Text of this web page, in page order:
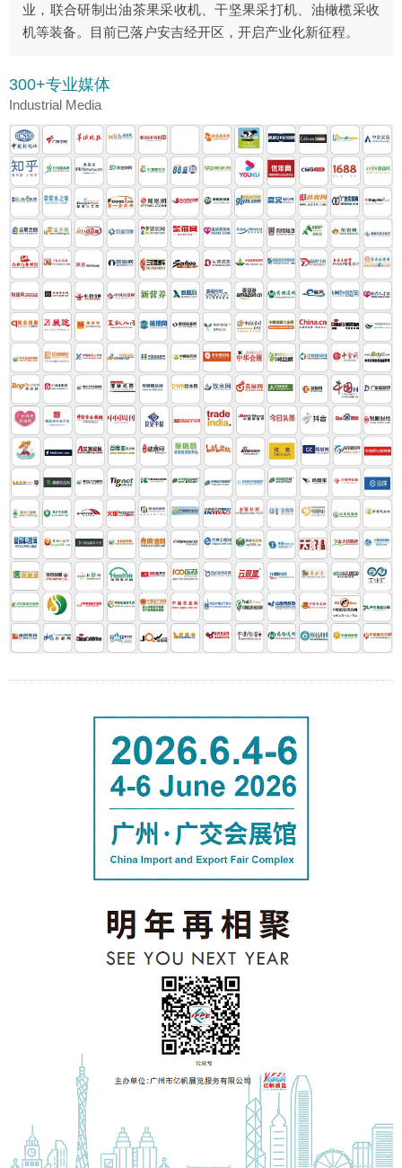
业，联合研制出油茶果采收机、干坚果采打机、油橄榄采收
机等装备。目前已落户安吉经开区，开启产业化新征程。
300+专业媒体
Industrial Media